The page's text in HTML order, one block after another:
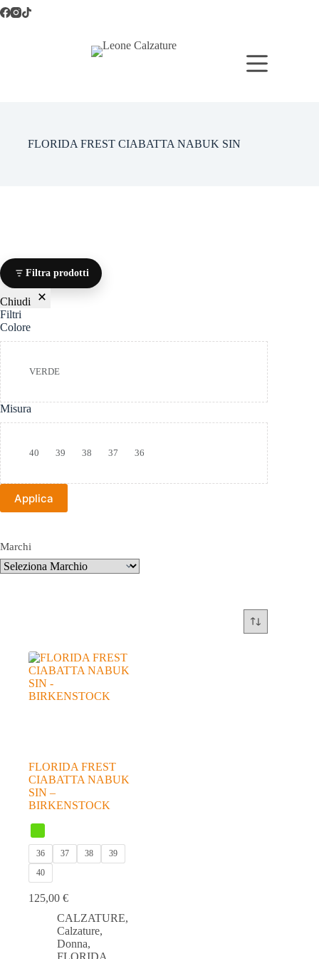
Salta
al
FLORIDA FREST CIABATTA NABUK SIN
FLORIDA FREST
CIABATTA NABUK
SIN –
BIRKENSTOCK
36 37 38
39
40
125,00 €
CALZATURE,
Calzature,
Donna,
FLORIDA
Filtra prodotti
Chiudi
Filtri
Colore
Colore
VERDE
Misura
Taglia
40 39 38 37 36
Applica
Marchi